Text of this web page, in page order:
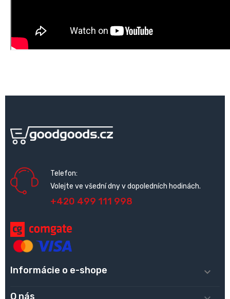
Telefon:
Volejte ve všední dny v dopoledních hodinách.
+420 499 111 998
Informácie o e-shope 
O nás